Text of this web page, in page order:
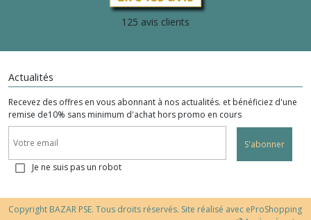
125 avis clients
Actualités
Recevez des offres en vous abonnant à nos actualités. et bénéficiez d'une
remise de10% sans minimum d'achat hors promo en cours
S'abonner
Je ne suis pas un robot
Copyright BAZAR PSE. Tous droits réservés. Site réalisé avec eProShopping